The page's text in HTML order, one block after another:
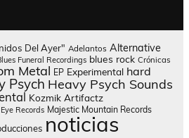
Del Ayer" Adelantos Alternative
Funeral Recordings blues rock Crónicas
Metal EP Experimental hard
Psych Heavy Psych Sounds
Kozmik Artifactz
Records Majestic Mountain Records
noticias